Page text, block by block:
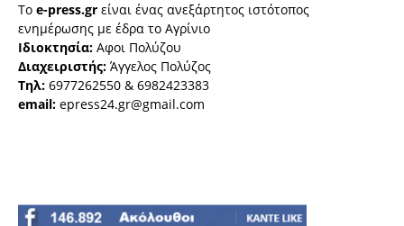
Το e-press.gr είναι ένας ανεξάρτητος ιστότοπος
ενημέρωσης με έδρα το Αγρίνιο
Ιδιοκτησία: Αφοι Πολύζου
Διαχειριστής: Άγγελος Πολύζος
Τηλ: 6977262550 & 6982423383
email: epress24.gr@gmail.com